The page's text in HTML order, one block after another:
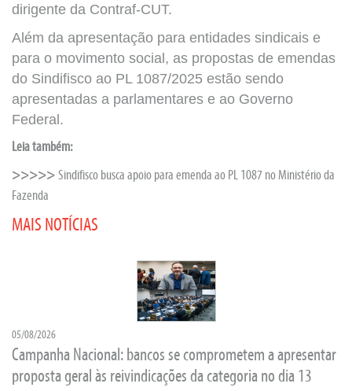
dirigente da Contraf-CUT.
Além da apresentação para entidades sindicais e
para o movimento social, as propostas de emendas
do Sindifisco ao PL 1087/2025 estão sendo
apresentadas a parlamentares e ao Governo
Federal.
Leia também:
>>>>> Sindifisco busca apoio para emenda ao PL 1087 no Ministério da
Fazenda
MAIS NOTÍCIAS
05/08/2026
Campanha Nacional: bancos se comprometem a apresentar
proposta geral às reivindicações da categoria no dia 13